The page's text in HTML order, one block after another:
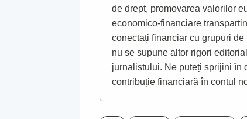
de drept, promovarea valorilor
economico-financiare
conectați financiar cu grupuri
nu se supune altor rigori
jurnalistului. Ne puteți sprijini în
contribuție financiară în contul